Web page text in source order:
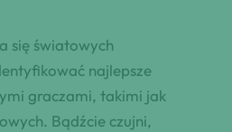
się światowych
najlepsze
graczami, takimi jak
Bądźcie czujni,